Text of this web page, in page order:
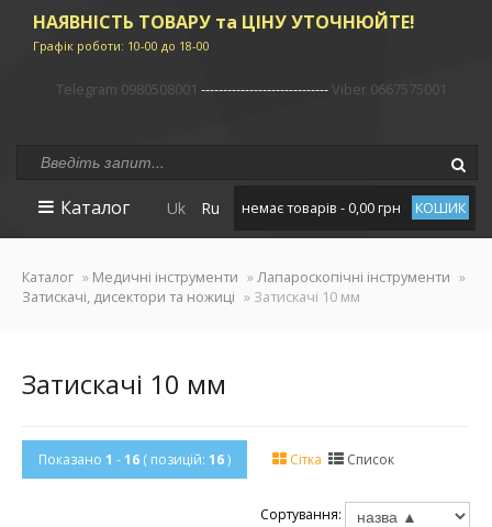
НАЯВНІСТЬ ТОВАРУ та ЦІНУ УТОЧНЮЙТЕ!
Графік роботи: 10-00 до 18-00
Telegram 0980508001 -----------------------------Viber 0667575001
Uk Ru немає товарів - 0,00 грн КОШИК
Каталог
Каталог » Медичні інструменти »Лапароскопічні інструменти »
Затискачі, дисектори та ножиці » Затискачі 10 мм
Затискачі 10 мм
Показано 1 -16 ( позицій: 16) Сітка Список
Сортування: